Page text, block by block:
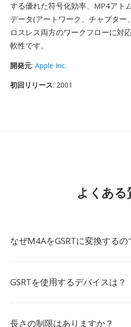
する優れた符号化効率、MP4アト
データ(アートワーク、チャプター
ロスレス両方のワークフローに対
軟性です。
開発元: Apple Inc.
初回リリース: 2001
よくある
なぜM4AをGSRTに変換するの
GSRTを使用するデバイスは？
長さの制限はありますか？